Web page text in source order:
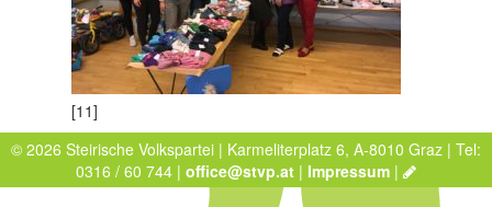
[11]
© 2026 Steirische Volkspartei | Karmeliterplatz 6, A-8010 Graz | Tel:
0316 / 60 744 | office@stvp.at | Impressum |